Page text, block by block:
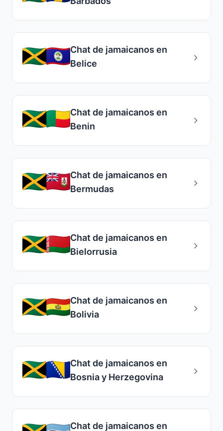
Chat de jamaicanos en
Belice
Chat de jamaicanos en
Benin
Chat de jamaicanos en
Bermudas
Chat de jamaicanos en
Bielorrusia
Chat de jamaicanos en
Bolivia
Chat de jamaicanos en
Bosnia y Herzegovina
Chat de jamaicanos en